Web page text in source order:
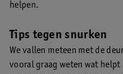
helpen.
Tips tegen snurken
We vallen meteen met de
vooral graag weten wat helpt